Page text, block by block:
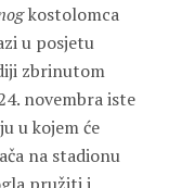
kostolomca
u posjetu
zbrinutom
novembra iste
u kojem će
na stadionu